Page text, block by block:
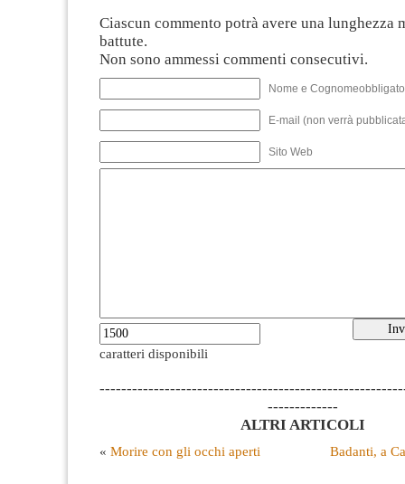
Ciascun commento potrà avere una lunghezza
battute.
Non sono ammessi commenti consecutivi.
Nome e
E-mail (non verrà
Sito Web
caratteri disponibili
-------------
ALTRI ARTICOLI
« Morire con gli occhi aperti Badanti, a